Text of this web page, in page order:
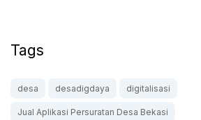
Tags
desa desadigdaya digitalisasi
Jual Aplikasi Persuratan Desa Bekasi